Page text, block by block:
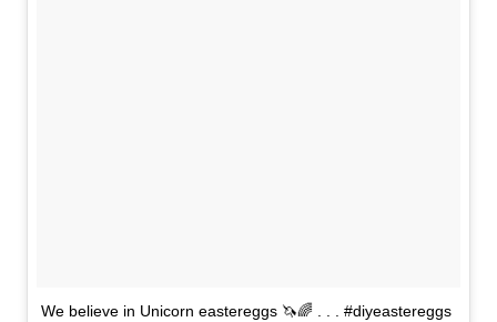
We believe in Unicorn eastereggs 🦄🌈 . . . #diyeastereggs